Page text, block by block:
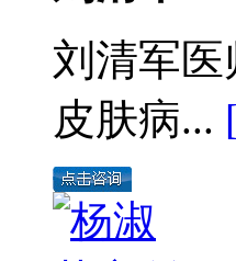
刘清军
皮肤病...